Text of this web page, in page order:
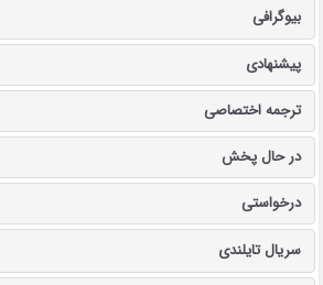
بیوگرافی
پیشنهادی
ترجمه اختصاصی
در حال پخش
درخواستی
سریال تایلندی